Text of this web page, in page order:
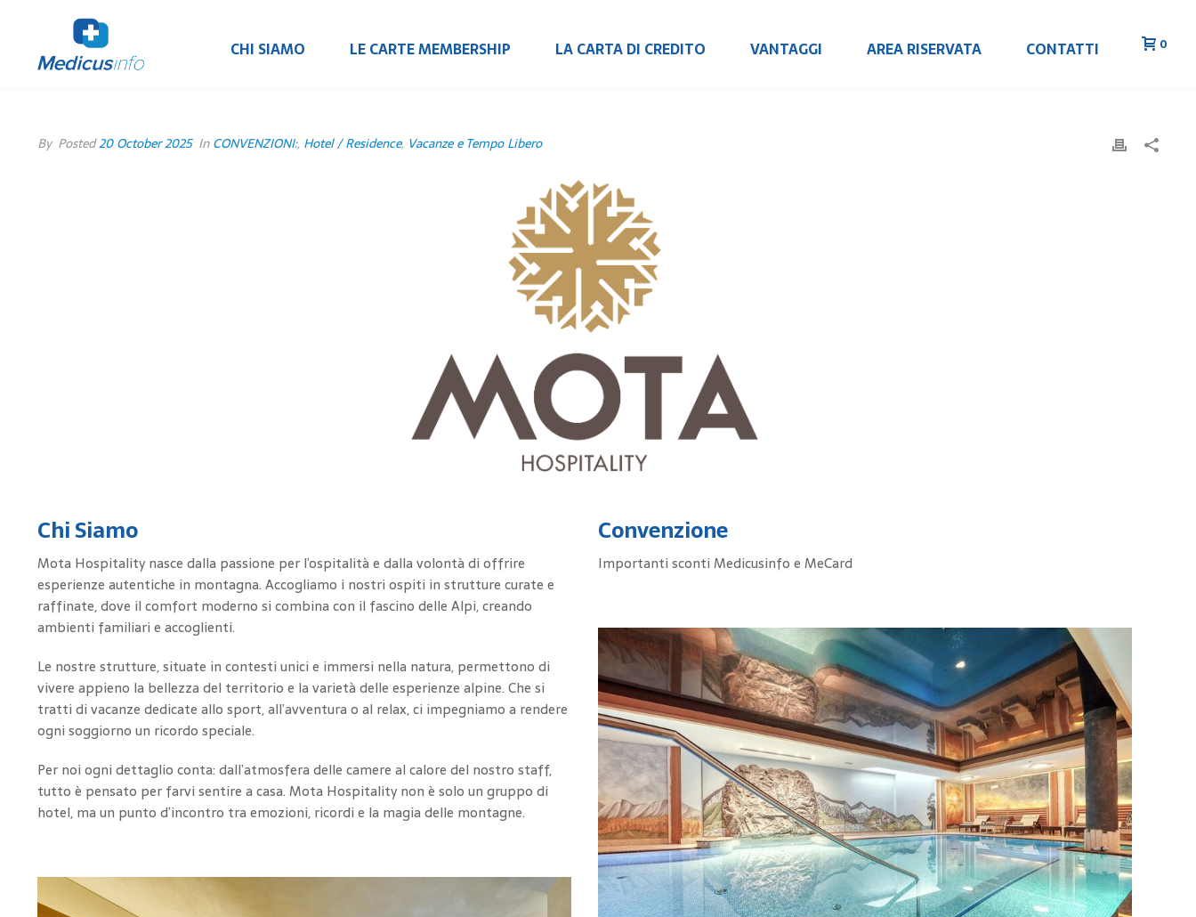
CHI SIAMO LE CARTE MEMBERSHIP LA CARTA DI CREDITO VANTAGGI AREA RISERVATA CONTATTI 0
By Posted20 October 2025 InCONVENZIONI:, Hotel / Residence, Vacanze e Tempo Libero
Chi Siamo
Mota Hospitality nasce dalla passione per l’ospitalità e dalla volontà di offrire
esperienze autentiche in montagna. Accogliamo i nostri ospiti in strutture curate e
raffinate, dove il comfort moderno si combina con il fascino delle Alpi, creando
ambienti familiari e accoglienti.
Le nostre strutture, situate in contesti unici e immersi nella natura, permettono di
vivere appieno la bellezza del territorio e la varietà delle esperienze alpine. Che si
tratti di vacanze dedicate allo sport, all’avventura o al relax, ci impegniamo a rendere
ogni soggiorno un ricordo speciale.
Per noi ogni dettaglio conta: dall’atmosfera delle camere al calore del nostro staff,
tutto è pensato per farvi sentire a casa. Mota Hospitality non è solo un gruppo di
hotel, ma un punto d’incontro tra emozioni, ricordi e la magia delle montagne.
Convenzione
Importanti sconti Medicusinfo e MeCard